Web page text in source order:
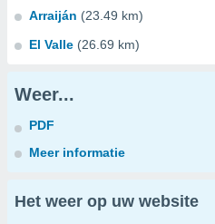
Arraiján (23.49 km)
El Valle (26.69 km)
Weer...
PDF
Meer informatie
Het weer op uw website